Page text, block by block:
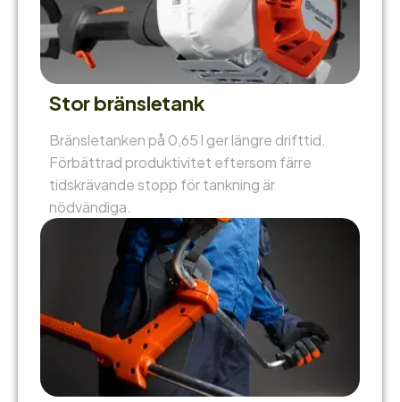
Stor bränsletank
Bränsletanken på 0,65 l ger längre drifttid.
Förbättrad produktivitet eftersom färre
tidskrävande stopp för tankning är
nödvändiga.